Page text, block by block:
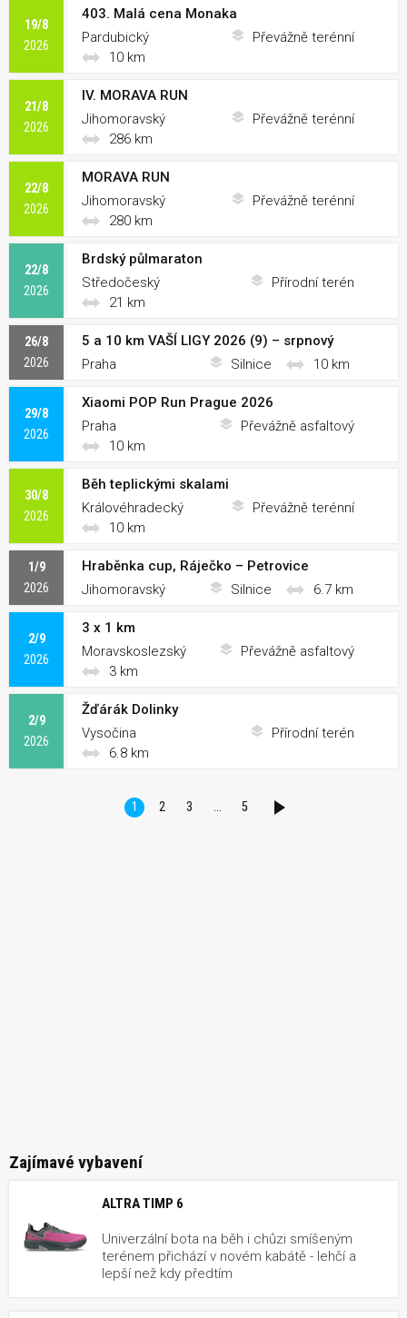
19/8
2026
Pardubický
403. Malá cena Monaka
Převážně terénní
10 km
21/8
2026
Jihomoravský
IV. MORAVA RUN
Převážně terénní
286 km
22/8
2026
Jihomoravský
MORAVA RUN
Převážně terénní
280 km
22/8
2026
Středočeský
Brdský půlmaraton
Přírodní terén
21 km
26/8
2026 Praha
5 a 10 km VAŠÍ LIGY 2026 (9) – srpnový
Silnice
10 km
29/8
2026
Praha
Xiaomi POP Run Prague 2026
Převážně asfaltový
10 km
30/8
2026
Královéhradecký
Běh teplickými skalami
Převážně terénní
10 km
1/9
2026 Jihomoravský
Hraběnka cup, Ráječko – Petrovice
Silnice
6.7 km
2/9
2026
Moravskoslezský
3 x 1 km
Převážně asfaltový
3 km
2/9
2026
Vysočina
Žďárák Dolinky
Přírodní terén
6.8 km
1 2 3 … 5
DALŠÍ
Zajímavé vybavení
ALTRA TIMP 6
Univerzální bota na běh i chůzi smíšeným
terénem přichází v novém kabátě - lehčí a
lepší než kdy předtím